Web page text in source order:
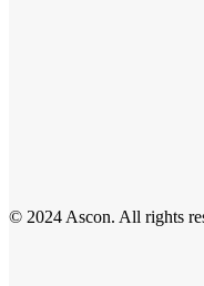
© 2024 Ascon. All rights